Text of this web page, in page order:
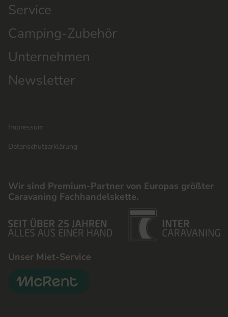
Service
Camping-Zubehör
Unternehmen
Newsletter
Impressum
Datenschutzerklärung
Wir sind Premium-Partner von Europas größter
Caravaning Fachhandelskette.
Unser Miet-Service